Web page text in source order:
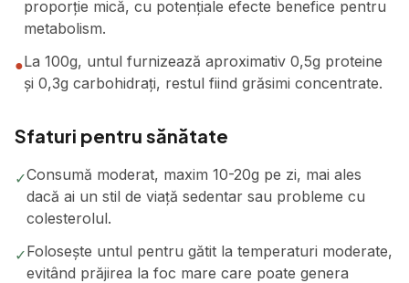
proporție mică, cu potențiale efecte benefice pentru
metabolism.
●La 100g, untul furnizează aproximativ 0,5g proteine
și 0,3g carbohidrați, restul fiind grăsimi concentrate.
Sfaturi pentru sănătate
✓Consumă moderat, maxim 10-20g pe zi, mai ales
dacă ai un stil de viață sedentar sau probleme cu
colesterolul.
✓Folosește untul pentru gătit la temperaturi moderate,
evitând prăjirea la foc mare care poate genera